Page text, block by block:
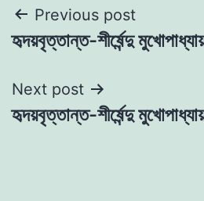
Post
navigation
Previous post
হৃদয়বৃত্তান্ত-শীর্ষেন্দু
Next post
হৃদয়বৃত্তান্ত-শীর্ষেন্দু